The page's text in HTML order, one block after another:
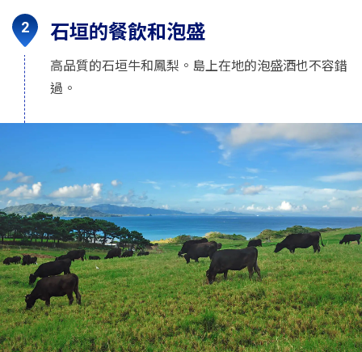
石垣的餐飲和泡盛
高品質的石垣牛和鳳梨。島上在地的泡盛酒也不容錯
過。